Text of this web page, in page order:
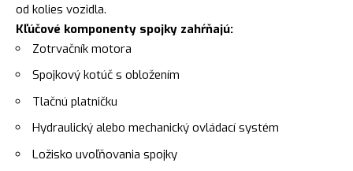
od kolies vozidla.
Kľúčové komponenty spojky zahŕňajú:
Zotrvačník motora
Spojkový kotúč s obložením
Tlačnú platničku
Hydraulický alebo mechanický ovládací systém
Ložisko uvoľňovania spojky